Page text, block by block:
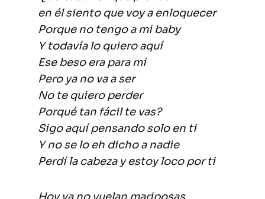
en él siento que voy a enloquecer
Porque no tengo a mi baby
Y todavía lo quiero aquí
Ese beso era para mi
Pero ya no va a ser
No te quiero perder
Porqué tan fácil te vas?
Sigo aquí pensando solo en ti
Y no se lo eh dicho a nadie
Perdí la cabeza y estoy loco por ti